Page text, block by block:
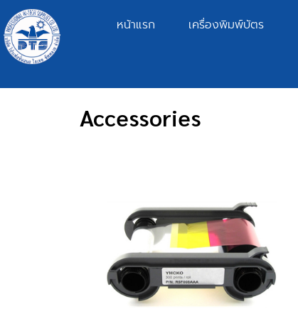
หน้าแรก เครื่องพิมพ์บัตร
Accessories